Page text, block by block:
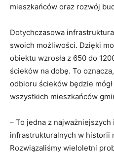
mieszkańców oraz rozwój
Dotychczasowa
swoich możliwości. Dzięki
obiektu wzrosła z 650 do
ścieków na dobę. To
odbioru ścieków będzie
wszystkich mieszkańców
– To jedna z
infrastrukturalnych w historii
Rozwiązaliśmy wieloletni